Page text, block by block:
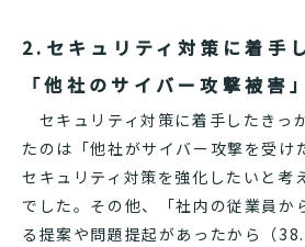
2.セキュリティ対策に着手
「他社のサイバー攻撃被害
セキュリティ対策に着手したきっ
たのは「他社がサイバー攻撃を受け
セキュリティ対策を強化したいと考
でした。その他、「社内の従業員か
る提案や問題提起があったから（